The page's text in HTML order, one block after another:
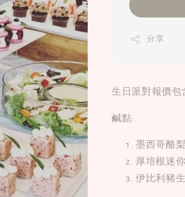
分享
生日派對報價包
鹹點:
墨西哥酪
厚培根迷
伊比利豬